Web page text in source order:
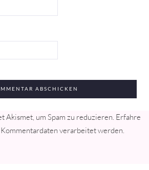
Akismet, um Spam zu reduzieren. Erfahre
verarbeitet werden.